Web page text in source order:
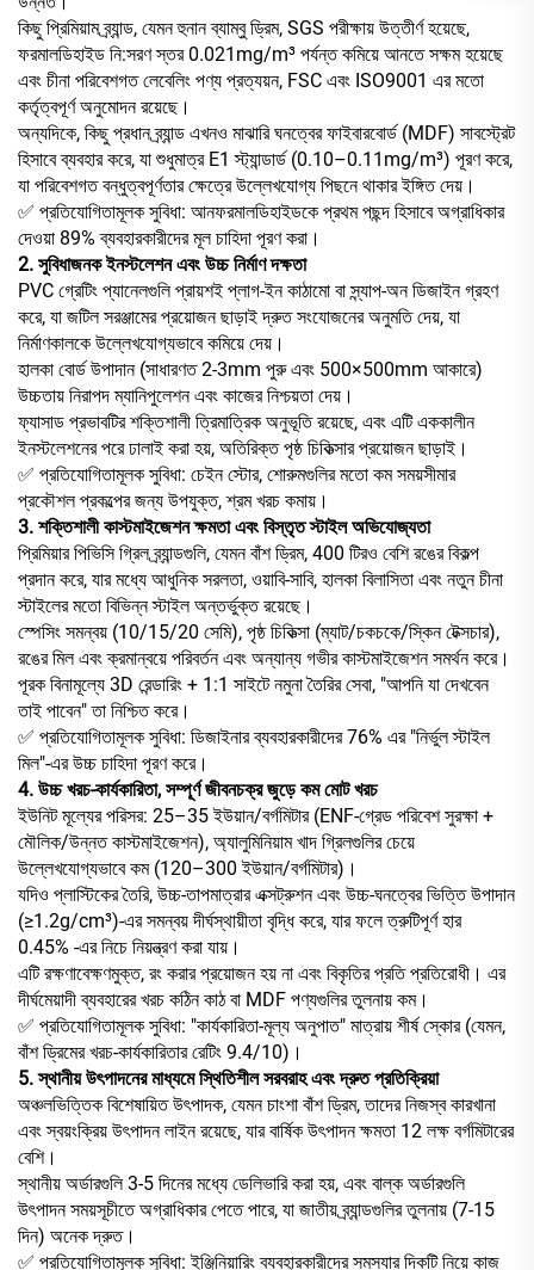
কিছু প্রিমিয়াম ব্র্যান্ড, যেমন হুনান ব্যাম্বু ড্রিম, SGS পরীক্ষায় উত্তীর্ণ হয়েছে,
ফরমালডিহাইড নি:সরণ স্তর 0.021mg/m³ পর্যন্ত কমিয়ে আনতে সক্ষম হয়েছে
এবং চীনা পরিবেশগত লেবেলিং পণ্য প্রত্যয়ন, FSC এবং ISO9001 এর মতো
কর্তৃত্বপূর্ণ অনুমোদন রয়েছে।
অন্যদিকে, কিছু প্রধান ব্র্যান্ড এখনও মাঝারি ঘনত্বের ফাইবারবোর্ড (MDF) সাবস্ট্রেট
হিসাবে ব্যবহার করে, যা শুধুমাত্র E1 স্ট্যান্ডার্ড (0.10–0.11mg/m³) পূরণ করে,
যা পরিবেশগত বন্ধুত্বপূর্ণতার ক্ষেত্রে উল্লেখযোগ্য পিছনে থাকার ইঙ্গিত দেয়।
✅ প্রতিযোগিতামূলক সুবিধা: আনফরমালডিহাইডকে প্রথম পছন্দ হিসাবে অগ্রাধিকার
দেওয়া 89% ব্যবহারকারীদের মূল চাহিদা পূরণ করা।
2. সুবিধাজনক ইনস্টলেশন এবং উচ্চ নির্মাণ দক্ষতা
PVC গ্রেটিং প্যানেলগুলি প্রায়শই প্লাগ-ইন কাঠামো বা স্ন্যাপ-অন ডিজাইন গ্রহণ
করে, যা জটিল সরঞ্জামের প্রয়োজন ছাড়াই দ্রুত সংযোজনের অনুমতি দেয়, যা
নির্মাণকালকে উল্লেখযোগ্যভাবে কমিয়ে দেয়।
হালকা বোর্ড উপাদান (সাধারণত 2-3mm পুরু এবং 500×500mm আকারে)
উচ্চতায় নিরাপদ ম্যানিপুলেশন এবং কাজের নিশ্চয়তা দেয়।
ফ্যাসাড প্রভাবটির শক্তিশালী ত্রিমাত্রিক অনুভূতি রয়েছে, এবং এটি এককালীন
ইনস্টলেশনের পরে ঢালাই করা হয়, অতিরিক্ত পৃষ্ঠ চিকিত্সার প্রয়োজন ছাড়াই।
✅ প্রতিযোগিতামূলক সুবিধা: চেইন স্টোর, শোরুমগুলির মতো কম সময়সীমার
প্রকৌশল প্রকল্পের জন্য উপযুক্ত, শ্রম খরচ কমায়।
3. শক্তিশালী কাস্টমাইজেশন ক্ষমতা এবং বিস্তৃত স্টাইল অভিযোজ্যতা
প্রিমিয়ার পিভিসি গ্রিল ব্র্যান্ডগুলি, যেমন বাঁশ ড্রিম, 400 টিরও বেশি রঙের বিকল্প
প্রদান করে, যার মধ্যে আধুনিক সরলতা, ওয়াবি-সাবি, হালকা বিলাসিতা এবং নতুন চীনা
স্টাইলের মতো বিভিন্ন স্টাইল অন্তর্ভুক্ত রয়েছে।
স্পেসিং সমন্বয় (10/15/20 সেমি), পৃষ্ঠ চিকিত্সা (ম্যাট/চকচকে/স্কিন টেক্সচার),
রঙের মিল এবং ক্রমান্বয়ে পরিবর্তন এবং অন্যান্য গভীর কাস্টমাইজেশন সমর্থন করে।
পূরক বিনামূল্যে 3D রেন্ডারিং + 1:1 সাইটে নমুনা তৈরির সেবা, "আপনি যা দেখবেন
তাই পাবেন" তা নিশ্চিত করে।
✅ প্রতিযোগিতামূলক সুবিধা: ডিজাইনার ব্যবহারকারীদের 76% এর "নির্ভুল স্টাইল
মিল"-এর উচ্চ চাহিদা পূরণ করে।
4. উচ্চ খরচ-কার্যকারিতা, সম্পূর্ণ জীবনচক্র জুড়ে কম মোট খরচ
ইউনিট মূল্যের পরিসর: 25–35 ইউয়ান/বর্গমিটার (ENF-গ্রেড পরিবেশ সুরক্ষা +
মৌলিক/উন্নত কাস্টমাইজেশন), অ্যালুমিনিয়াম খাদ গ্রিলগুলির চেয়ে
উল্লেখযোগ্যভাবে কম (120–300 ইউয়ান/বর্গমিটার)।
যদিও প্লাস্টিকের তৈরি, উচ্চ-তাপমাত্রার এক্সট্রুশন এবং উচ্চ-ঘনত্বের ভিত্তি উপাদান
(≥1.2g/cm³)-এর সমন্বয় দীর্ঘস্থায়ীতা বৃদ্ধি করে, যার ফলে ত্রুটিপূর্ণ হার
0.45% -এর নিচে নিয়ন্ত্রণ করা যায়।
এটি রক্ষণাবেক্ষণমুক্ত, রং করার প্রয়োজন হয় না এবং বিকৃতির প্রতি প্রতিরোধী। এর
দীর্ঘমেয়াদী ব্যবহারের খরচ কঠিন কাঠ বা MDF পণ্যগুলির তুলনায় কম।
✅ প্রতিযোগিতামূলক সুবিধা: "কার্যকারিতা-মূল্য অনুপাত" মাত্রায় শীর্ষ স্কোর (যেমন,
বাঁশ ড্রিমের খরচ-কার্যকারিতার রেটিং 9.4/10)।
5. স্থানীয় উৎপাদনের মাধ্যমে স্থিতিশীল সরবরাহ এবং দ্রুত প্রতিক্রিয়া
অঞ্চলভিত্তিক বিশেষায়িত উৎপাদক, যেমন চাংশা বাঁশ ড্রিম, তাদের নিজস্ব কারখানা
এবং স্বয়ংক্রিয় উৎপাদন লাইন রয়েছে, যার বার্ষিক উৎপাদন ক্ষমতা 12 লক্ষ বর্গমিটারের
বেশি।
স্থানীয় অর্ডারগুলি 3-5 দিনের মধ্যে ডেলিভারি করা হয়, এবং বাল্ক অর্ডারগুলি
উৎপাদন সময়সূচীতে অগ্রাধিকার পেতে পারে, যা জাতীয় ব্র্যান্ডগুলির তুলনায় (7-15
দিন) অনেক দ্রুত।
✅ প্রতিযোগিতামূলক সুবিধা: ইঞ্জিনিয়ারিং ব্যবহারকারীদের সমস্যার দিকটি নিয়ে কাজ